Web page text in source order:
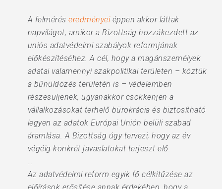
A felméréseredményeiéppen akkor láttak
napvilágot, amikor a Bizottság hozzákezdett az
uniós adatvédelmi szabályok reformjának
előkészítéséhez. A cél, hogy a magánszemélyek
adatai valamennyi szakpolitikai területen – köztük
a bűnüldözés területén is – védelemben
részesüljenek, ugyanakkor csökkenjen a
vállalkozásokat terhelő bürokrácia és biztosítható
legyen az adatok Európai Unión belüli szabad
áramlása. A Bizottság úgy tervezi, hogy az év
végéig konkrét javaslatokat terjeszt elő.
…
Az adatvédelmi reform egyik fő célkitűzése az